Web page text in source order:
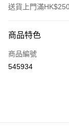
送貨上門滿
信用卡
Apple Pay
商品特色
商品編號
545934